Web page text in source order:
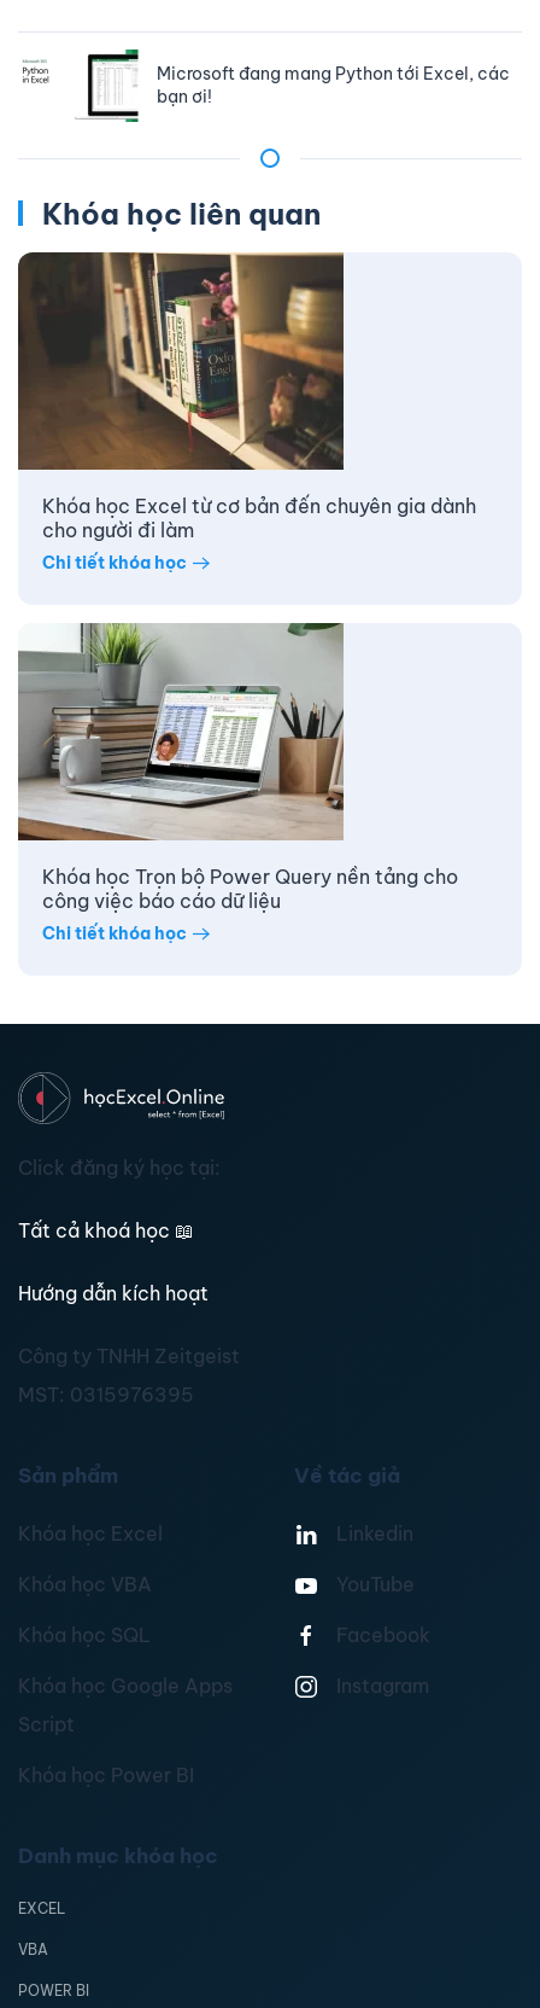
Microsoft đang mang Python tới Excel, các
bạn ơi!
Khóa học liên quan
Khóa học Excel từ cơ bản đến chuyên gia dành
cho người đi làm
Chi tiết khóa học
Khóa học Trọn bộ Power Query nền tảng cho
công việc báo cáo dữ liệu
Chi tiết khóa học
Click đăng ký học tại:
Tất cả khoá học 📖
Hướng dẫn kích hoạt
Công ty TNHH Zeitgeist
MST: 0315976395
Sản phẩm
Khóa học Excel
Khóa học VBA
Khóa học SQL
Khóa học Google Apps
Script
Khóa học Power BI
Về tác giả
Linkedin
YouTube
Facebook
Instagram
Danh mục khóa học
EXCEL
VBA
POWER BI